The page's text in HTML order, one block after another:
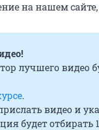
на нашем
лучшего видео
.
видео и
будет